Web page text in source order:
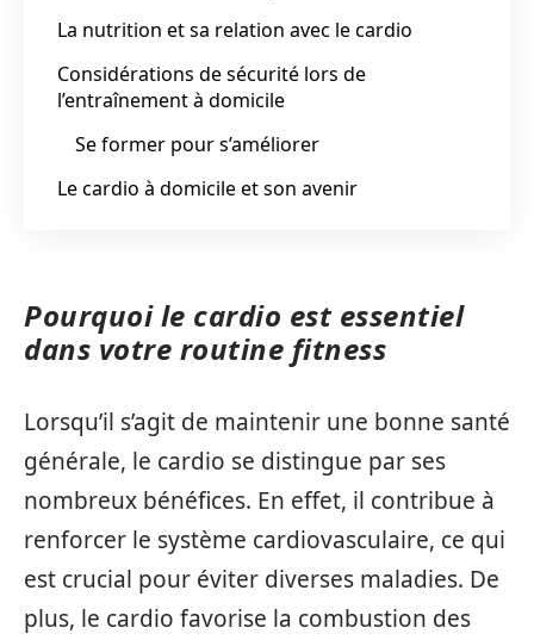
La nutrition et sa relation avec le cardio
Considérations de sécurité lors de
l’entraînement à domicile
Se former pour s’améliorer
Le cardio à domicile et son avenir
Pourquoi le cardio est essentiel
dans votre routine fitness
Lorsqu’il s’agit de maintenir une bonne santé
générale, le cardio se distingue par ses
nombreux bénéfices. En effet, il contribue à
renforcer le système cardiovasculaire, ce qui
est crucial pour éviter diverses maladies. De
plus, le cardio favorise la combustion des